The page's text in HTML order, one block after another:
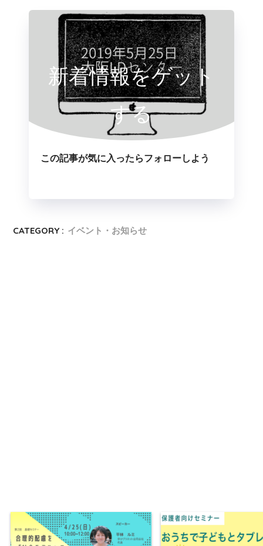
新着情報をゲット
する
この記事が気に入ったらフォローしよう
CATEGORY : イベント・お知らせ